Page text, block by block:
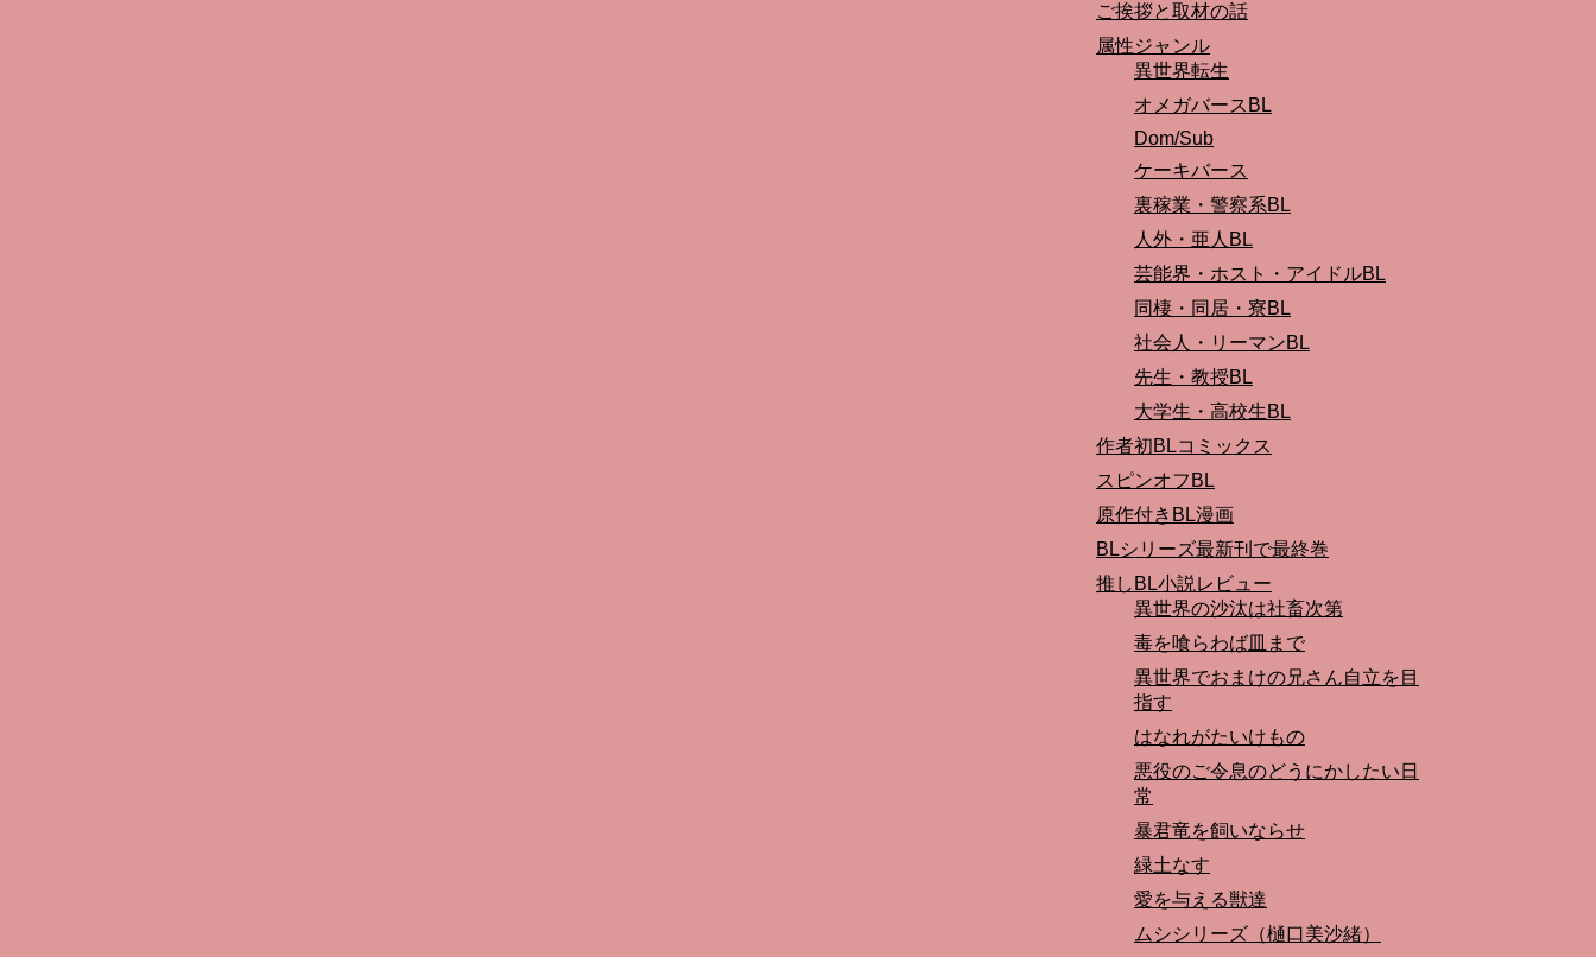
ご挨拶と取材の話
属性ジャンル
異世界転生
オメガバースBL
Dom/Sub
ケーキバース
裏稼業・警察系BL
人外・亜人BL
芸能界・ホスト・アイドルBL
同棲・同居・寮BL
社会人・リーマンBL
先生・教授BL
大学生・高校生BL
作者初BLコミックス
スピンオフBL
原作付きBL漫画
BLシリーズ最新刊で最終巻
推しBL小説レビュー
異世界の沙汰は社畜次第
毒を喰らわば皿まで
異世界でおまけの兄さん自立を目
指す
はなれがたいけもの
悪役のご令息のどうにかしたい日
常
暴君竜を飼いならせ
緑土なす
愛を与える獣達
ムシシリーズ（樋口美沙緒）